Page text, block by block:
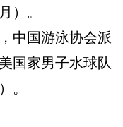
）。
国游泳协会派
国家男子水球队
。